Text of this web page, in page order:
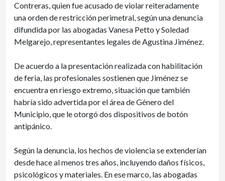
Contreras, quien fue acusado de violar reiteradamente
una orden de restricción perimetral, según una denuncia
difundida por las abogadas Vanesa Petto y Soledad
Melgarejo, representantes legales de Agustina Jiménez.
De acuerdo a la presentación realizada con habilitación
de feria, las profesionales sostienen que Jiménez se
encuentra en riesgo extremo, situación que también
habría sido advertida por el área de Género del
Municipio, que le otorgó dos dispositivos de botón
antipánico.
Según la denuncia, los hechos de violencia se extenderían
desde hace al menos tres años, incluyendo daños físicos,
psicológicos y materiales. En ese marco, las abogadas